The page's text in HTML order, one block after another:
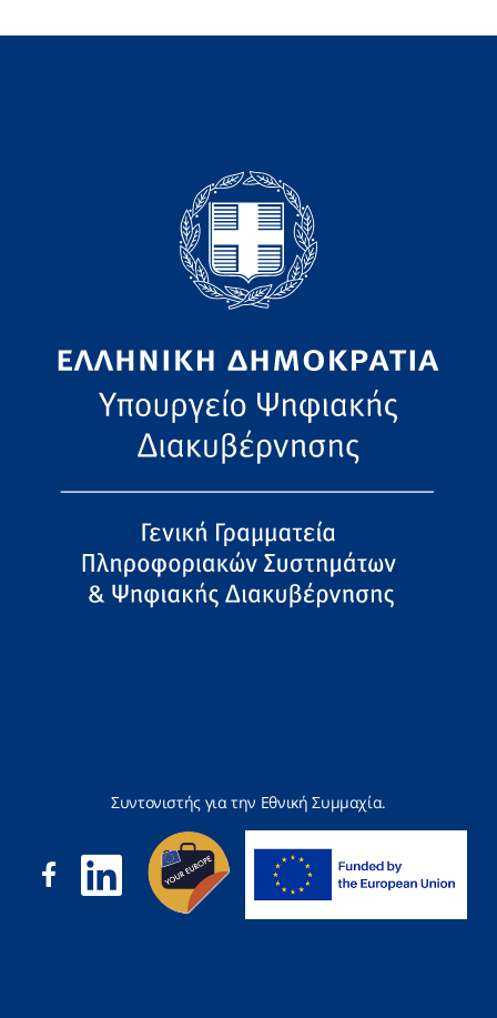
Συντονιστής για την Εθνική Συμμαχία.